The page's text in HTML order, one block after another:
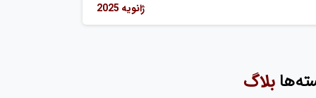
ژانویه 2025
بلاگ